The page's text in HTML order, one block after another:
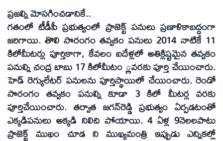
ప్రజల్ని మోసగించడానికే..
గతంలో టీడీపీ ప్రభుత్వంలో ప్రాజెక్ట్‌ పనులు ప్రణాళికాబద్ధంగా
జరిగాయి. తొలి సొరంగం తవ్వకం పనులు 2014 నాటికే 11
కిలోమీటర్లు పూర్తికాగా, కేవలం ఐదేళ్లలో అతిక్లిష్టమైన తవ్వకం
పనుల్ని చంద్ర బాబు 17 కిలోమీటం ్లవరకు పూర్తి చేయించారు.
హెడ్‌ రెగ్యులేటర్‌ పనులను పూర్తిస్థాయిలో చేయించారు. రెండో
సొరంగం తవ్వకం పనుల్ని కూడా 3 కిలో మీటర్ల వరకు
పూర్తిచేయించారు. తర్వాత జగన్‌రెడ్డి ప్రభుత్వం ఏర్పడటంతో
ఎక్కడిపనులు అక్కడి నిలిచి పోయాయి. 4 ఏళ్ల 9నెలలపాటు
ప్రాజెక్ట్‌ ముఖం చూడ ని ముఖ్యమంత్రి ఇప్పుడు ఎన్నికల్లో